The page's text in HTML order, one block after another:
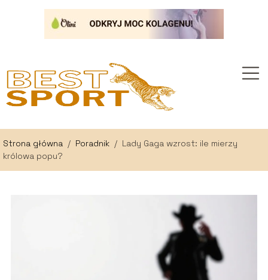
Strona główna / Poradnik / Lady Gaga wzrost: ile mierzy
królowa popu?